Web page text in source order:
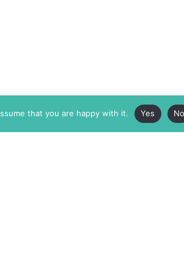
that you are happy with it. Yes No